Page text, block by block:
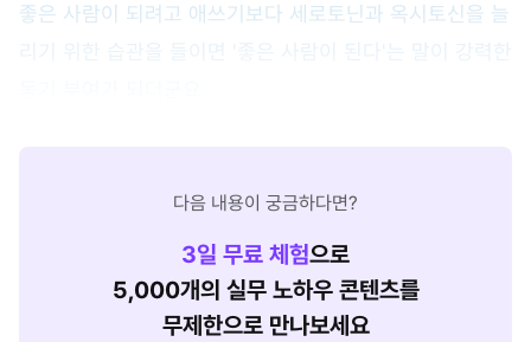
좋은 사람이 되려고 애쓰기보다 세로토닌과 옥시토신을 늘
리기 위한 습관을 들이면 '좋은 사람이 된다'는 말이 강력한
다음 내용이 궁금하다면?
3일 무료 체험으로
5,000개의 실무 노하우 콘텐츠를
무제한으로 만나보세요